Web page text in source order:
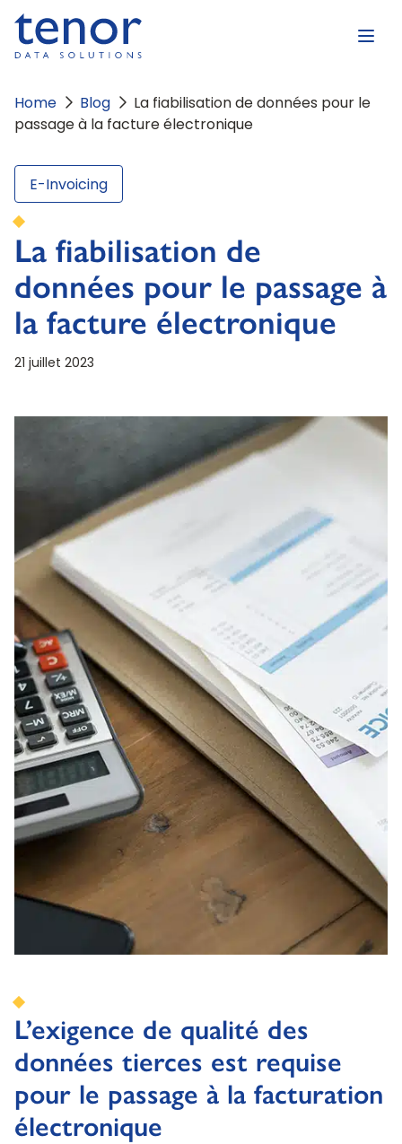
Home Blog
La fiabilisation de données pour le
passage à la facture électronique
E-Invoicing
La fiabilisation de
données pour le passage à
la facture électronique
21 juillet 2023
L’exigence de qualité des
données tierces est requise
pour le passage à la facturation
électronique